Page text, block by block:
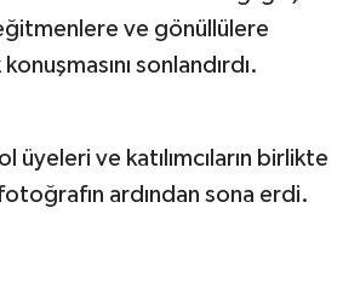
ve gönüllülere
sonlandırdı.
üyeleri ve katılımcıların birlikte
ardından sona erdi.